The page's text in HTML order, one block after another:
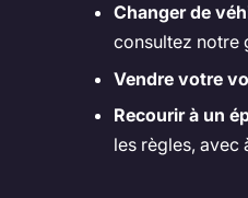
Changer de
consultez notre
Vendre votre
Recourir à un
les règles, avec